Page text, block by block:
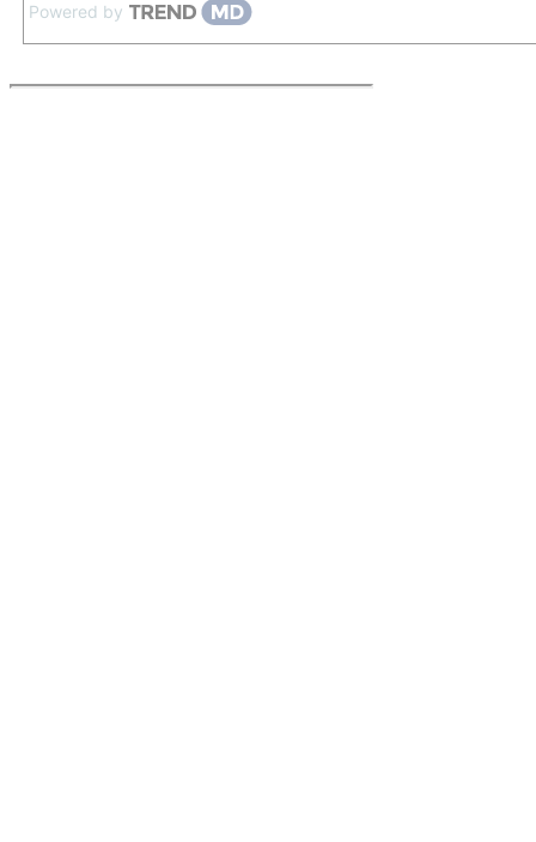
Powered by